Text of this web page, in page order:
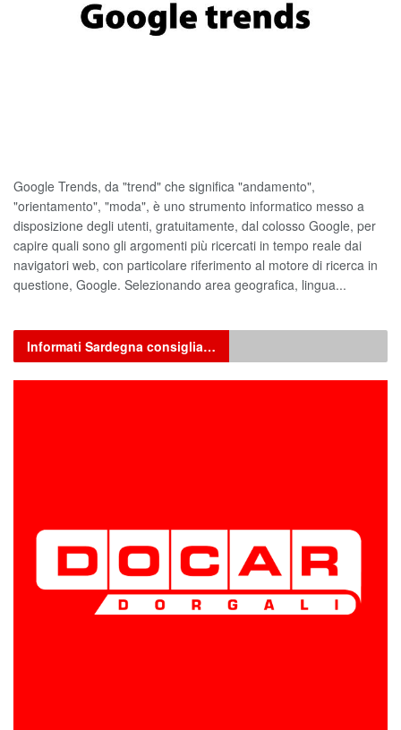
Google Trends, da "trend" che significa "andamento",
"orientamento", "moda", è uno strumento informatico messo a
disposizione degli utenti, gratuitamente, dal colosso Google, per
capire quali sono gli argomenti più ricercati in tempo reale dai
navigatori web, con particolare riferimento al motore di ricerca in
questione, Google. Selezionando area geografica, lingua...
Informati Sardegna consiglia…